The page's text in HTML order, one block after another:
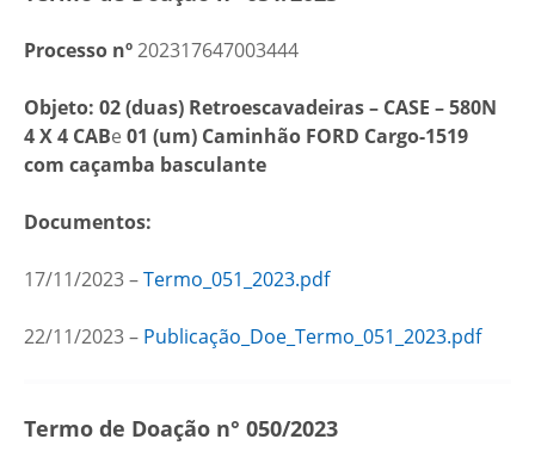
Processo nº202317647003444
Objeto: 02 (duas) Retroescavadeiras – CASE – 580N
4 X 4 CABe 01 (um) Caminhão FORD Cargo-1519
com caçamba basculante
Documentos:
17/11/2023 –Termo_051_2023.pdf
22/11/2023 – Publicação_Doe_Termo_051_2023.pdf
Termo de Doação n° 050/2023